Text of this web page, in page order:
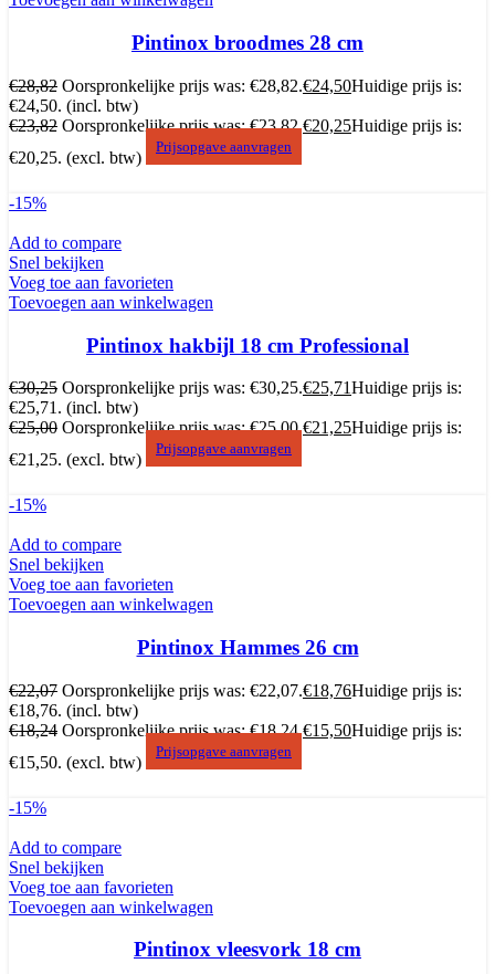
Pintinox broodmes 28 cm
€28,82 Oorspronkelijke prijs was: €28,82.€24,50Huidige prijs is:
€24,50. (incl. btw)
€23,82 Oorspronkelijke prijs was: €23,82.€20,25Huidige prijs is:
€20,25. (excl. btw)
Prijsopgave aanvragen
-15%
Add to compare
Snel bekijken
Voeg toe aan favorieten
Toevoegen aan winkelwagen
Pintinox hakbijl 18 cm Professional
€30,25 Oorspronkelijke prijs was: €30,25.€25,71Huidige prijs is:
€25,71. (incl. btw)
€25,00 Oorspronkelijke prijs was: €25,00.€21,25Huidige prijs is:
€21,25. (excl. btw)
Prijsopgave aanvragen
-15%
Add to compare
Snel bekijken
Voeg toe aan favorieten
Toevoegen aan winkelwagen
Pintinox Hammes 26 cm
€22,07 Oorspronkelijke prijs was: €22,07.€18,76Huidige prijs is:
€18,76. (incl. btw)
€18,24 Oorspronkelijke prijs was: €18,24.€15,50Huidige prijs is:
€15,50. (excl. btw)
Prijsopgave aanvragen
-15%
Add to compare
Snel bekijken
Voeg toe aan favorieten
Toevoegen aan winkelwagen
Pintinox vleesvork 18 cm